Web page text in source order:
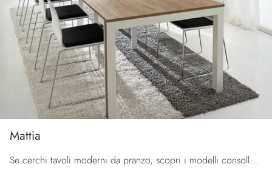
Mattia
Se cerchi tavoli moderni da pranzo, scopri i modelli consolle di La Primavera: clicca e scopri il modello Mattia in HPL.